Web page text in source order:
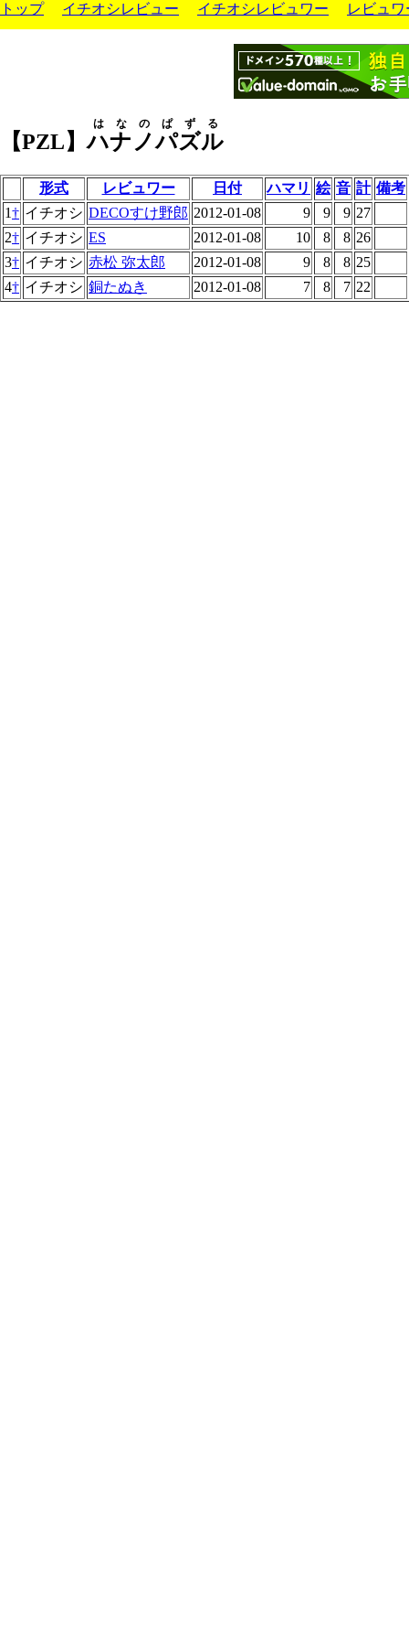
トップ イチオシレビュー イチオシレビュワー レビュワ
【PZL】ハナノパズル
はなのぱずる
形式 レビュワー 日付 ハマリ 絵 音 計 備考
1† イチオシ DECOすけ野郎 2012-01-08 9 9 9 27
2† イチオシ ES 2012-01-08 10 8 8 26
3† イチオシ 赤松 弥太郎 2012-01-08 9 8 8 25
4† イチオシ 銅たぬき 2012-01-08 7 8 7 22